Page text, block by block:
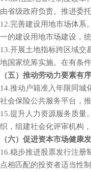
由省级政府负责。推进委
12.完善建设用地市场体系
一的建设用地市场建设，
13.开展土地指标跨区域交
地国家统筹实施。在
（五）推动劳动力要素有
14.推动户籍准入年限同城
社会保险公共服务平台，
15.提升人力资源服务
织，组建社会化评审机构，
（六）促进资本市场健康
16.稳步推进股票发行注册
点相匹配的投资者适当性